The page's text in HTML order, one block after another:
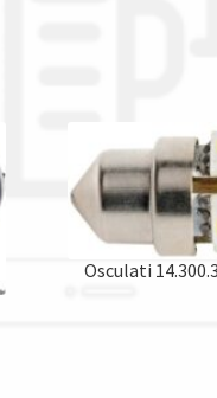
Osculati